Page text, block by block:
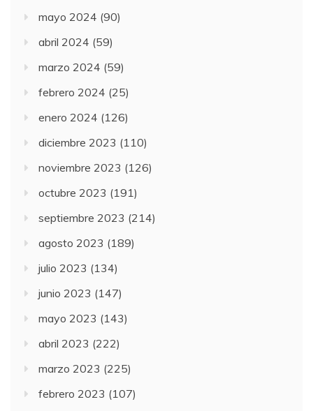
mayo 2024 (90)
abril 2024 (59)
marzo 2024 (59)
febrero 2024 (25)
enero 2024 (126)
diciembre 2023 (110)
noviembre 2023 (126)
octubre 2023 (191)
septiembre 2023 (214)
agosto 2023 (189)
julio 2023 (134)
junio 2023 (147)
mayo 2023 (143)
abril 2023 (222)
marzo 2023 (225)
febrero 2023 (107)